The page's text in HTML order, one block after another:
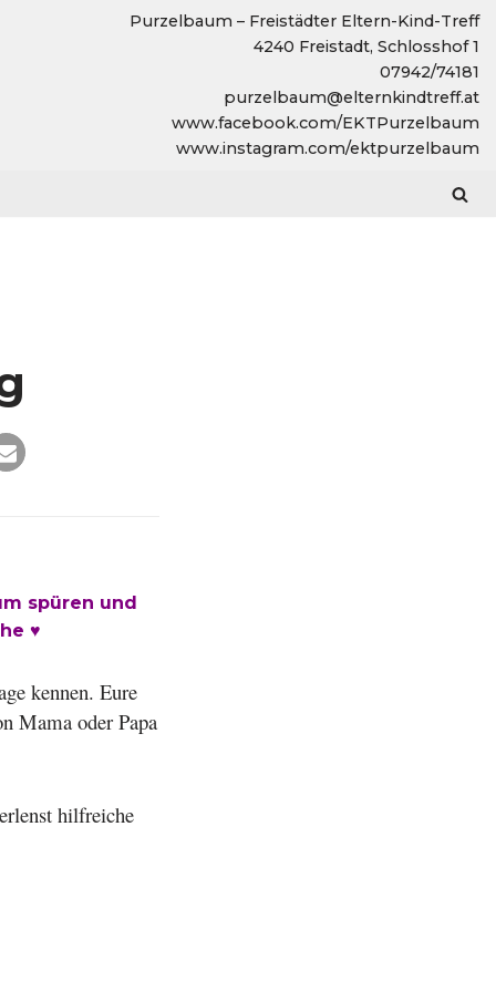
Purzelbaum – Freistädter Eltern-Kind-Treff
4240 Freistadt, Schlosshof 1
07942/74181
purzelbaum@elternkindtreff.at
www.facebook.com/EKTPurzelbaum
www.instagram.com/ektpurzelbaum
spüren und
♥
kennen. Eure
Mama oder Papa
hilfreiche